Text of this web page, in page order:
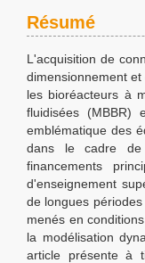
Résumé
L'acquisition de
dimensionnement
les bioréacteurs à
fluidisées (MBBR)
emblématique des
dans le cadre de
financements
d'enseignement
de longues
menés en
la modélisation
article présente à